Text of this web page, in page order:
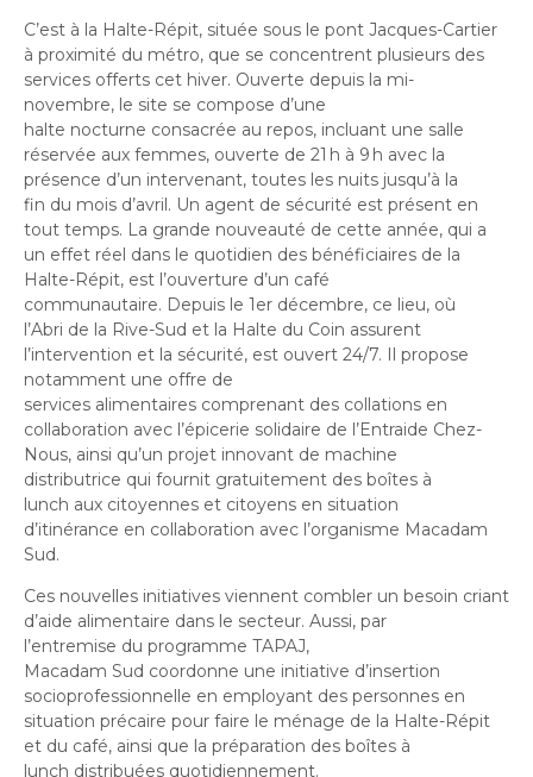
C’est à la Halte-Répit, située sous le pont Jacques-Cartier
à proximité du métro, que se concentrent plusieurs des
services offerts cet hiver. Ouverte depuis la mi-
novembre, le site se compose d’une
halte nocturne consacrée au repos, incluant une salle
réservée aux femmes, ouverte de 21 h à 9 h avec la
présence d’un intervenant, toutes les nuits jusqu’à la
fin du mois d’avril. Un agent de sécurité est présent en
tout temps. La grande nouveauté de cette année, qui a
un effet réel dans le quotidien des bénéficiaires de la
Halte-Répit, est l’ouverture d’un café
communautaire. Depuis le 1er décembre, ce lieu, où
l’Abri de la Rive-Sud et la Halte du Coin assurent
l’intervention et la sécurité, est ouvert 24/7. Il propose
notamment une offre de
services alimentaires comprenant des collations en
collaboration avec l’épicerie solidaire de l’Entraide Chez-
Nous, ainsi qu’un projet innovant de machine
distributrice qui fournit gratuitement des boîtes à
lunch aux citoyennes et citoyens en situation
d’itinérance en collaboration avec l’organisme Macadam
Sud.
Ces nouvelles initiatives viennent combler un besoin criant
d’aide alimentaire dans le secteur. Aussi, par
l’entremise du programme TAPAJ,
Macadam Sud coordonne une initiative d’insertion
socioprofessionnelle en employant des personnes en
situation précaire pour faire le ménage de la Halte-Répit
et du café, ainsi que la préparation des boîtes à
lunch distribuées quotidiennement.